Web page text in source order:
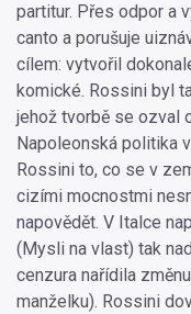
partitur. Přes odpor a
canto a porušuje
cílem: vytvořil
komické. Rossini byl
jehož tvorbě se ozval
Napoleonská politika
Rossini to, co se v
cizími mocnostmi
napovědět. V Italce
(Mysli na vlast) tak
cenzura nařídila
manželku). Rossini